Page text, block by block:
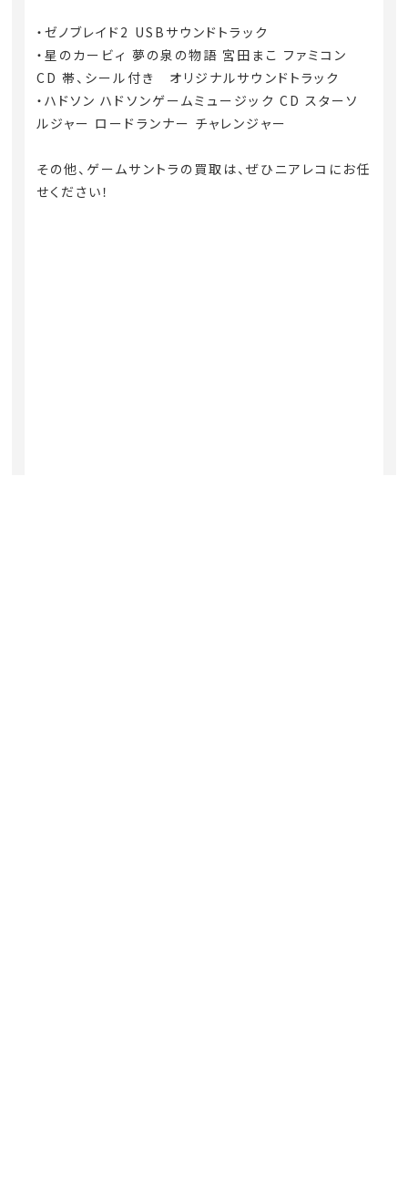
・ゼノブレイド2 USBサウンドトラック
・星のカービィ 夢の泉の物語 宮田まこ ファミコン
CD 帯、シール付き オリジナルサウンドトラック
・ハドソン ハドソンゲームミュージック CD スターソ
ルジャー ロードランナー チャレンジャー
その他、ゲームサントラの買取は、ぜひニアレコにお任
せください！